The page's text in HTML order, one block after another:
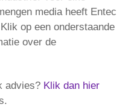
media heeft Entec
op een onderstaande
over de
advies? Klik dan hier